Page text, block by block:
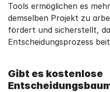
Tools ermöglichen es
demselben Projekt zu
fördert und sicherstellt,
Entscheidungsprozess
Gibt es kostenlose